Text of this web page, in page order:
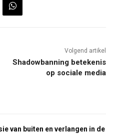
Volgend artikel
Shadowbanning betekenis
op sociale media
van buiten en verlangen in de